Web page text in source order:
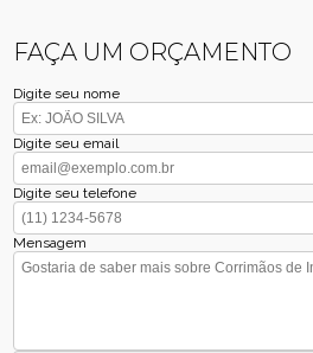
FAÇA UM ORÇAMENTO
Digite seu nome
Digite seu email
Digite seu telefone
Mensagem